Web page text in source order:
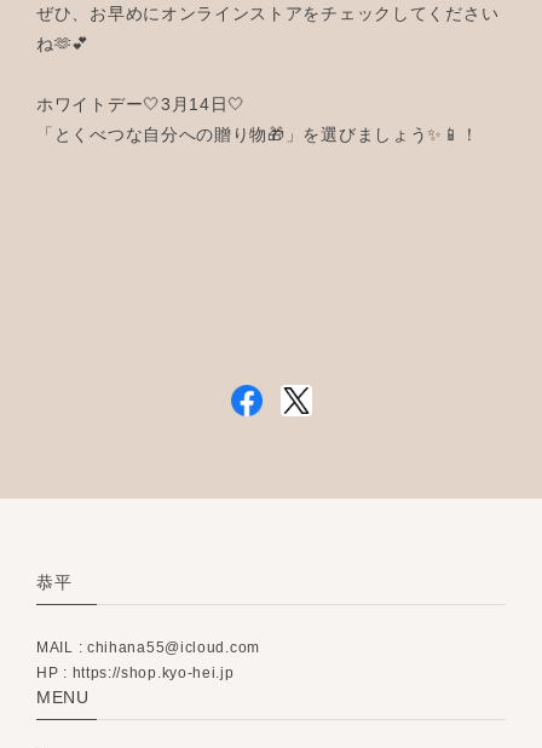
ぜひ、お早めにオンラインストアをチェックしてください
ね🫶💕
ホワイトデー🤍3月14日🤍
「とくべつな自分への贈り物🎁」を選びましょう✨📱！
恭平
MAIL : chihana55@icloud.com
HP : https://shop.kyo-hei.jp
MENU